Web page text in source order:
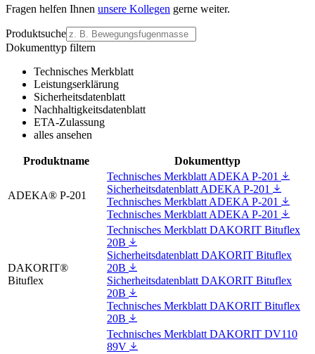
Fragen helfen Ihnen unsere Kollegen gerne weiter.
Produktsuche
Dokumenttyp filtern
Technisches Merkblatt
Leistungserklärung
Sicherheitsdatenblatt
Nachhaltigkeitsdatenblatt
ETA-Zulassung
alles ansehen
Produktname Dokumenttyp
ADEKA® P-201
Technisches Merkblatt ADEKA P-201
Sicherheitsdatenblatt ADEKA P-201
Technisches Merkblatt ADEKA P-201
Technisches Merkblatt ADEKA P-201
DAKORIT®
Bituflex
Technisches Merkblatt DAKORIT Bituflex
20B
Sicherheitsdatenblatt DAKORIT Bituflex
20B
Sicherheitsdatenblatt DAKORIT Bituflex
20B
Technisches Merkblatt DAKORIT Bituflex
20B
Technisches Merkblatt DAKORIT DV110
89V